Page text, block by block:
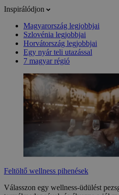
Inspirálódjon
Magyarország legjobbjai
Szlovénia legjobbjai
Horvátország legjobbjai
Egy nyár teli utazással
7 magyar régió
Feltöltő wellness pihenések
Válasszon egy wellness-üdülést